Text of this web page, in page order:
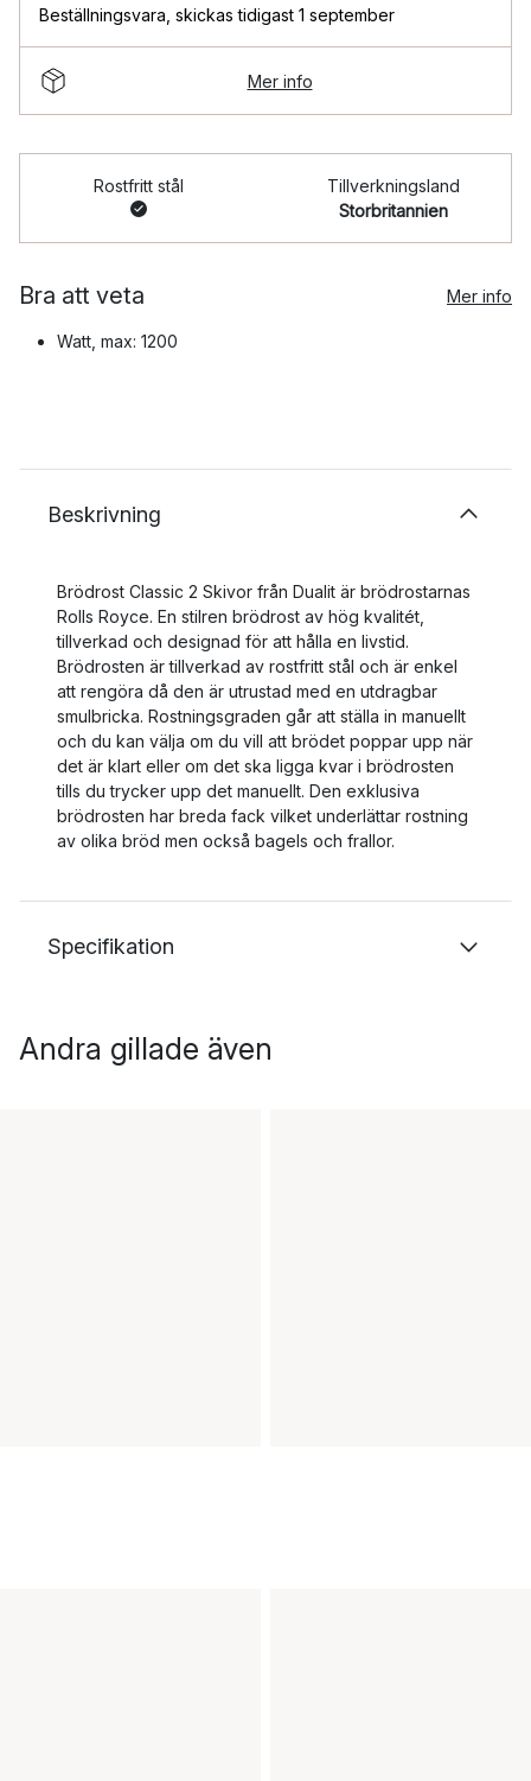
Beställningsvara skickas tidigast 1 september
Mer info
Rostfritt stål
Tillverkningsland
Storbritannien
Bra att veta Mer info
Watt, max: 1200
Beskrivning
Brödrost Classic 2 Skivor från Dualit är brödrostarnas
Rolls Royce. En stilren brödrost av hög kvalitét,
tillverkad och designad för att hålla en livstid.
Brödrosten är tillverkad av rostfritt stål och är enkel
att rengöra då den är utrustad med en utdragbar
smulbricka. Rostningsgraden går att ställa in manuellt
och du kan välja om du vill att brödet poppar upp när
det är klart eller om det ska ligga kvar i brödrosten
tills du trycker upp det manuellt. Den exklusiva
brödrosten har breda fack vilket underlättar rostning
av olika bröd men också bagels och frallor.
Specifikation
Andra gillade även